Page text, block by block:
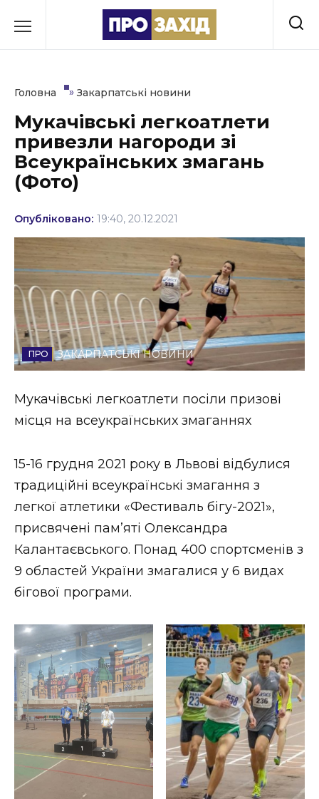
до
Культура
Освіта
Політика
Соціум
Спорт
Стиль життя
Втрачений Ужгород
Втрачений Ужгород (відеоверсія)
ЗАКАРПАТСЬКІ НОВИНИ
НОВИНИ ЗАХІДНОЇ УКРАЇНИ
ФОТО
ВІДЕО
Головна » Закарпатські новини
Мукачівські легкоатлети
привезли нагороди зі
Всеукраїнських змагань
(Фото)
Опубліковано: 19:40, 20.12.2021
ЗАКАРПАТСЬКІ НОВИНИ
Мукачівські легкоатлети посіли призові
місця на всеукраїнських змаганнях
15-16 грудня 2021 року в Львові відбулися
традиційні всеукраїнські змагання з
легкої атлетики «Фестиваль бігу-2021»,
присвячені пам’яті Олександра
Калантаєвського. Понад 400 спортсменів з
9 областей України змагалися у 6 видах
бігової програми.